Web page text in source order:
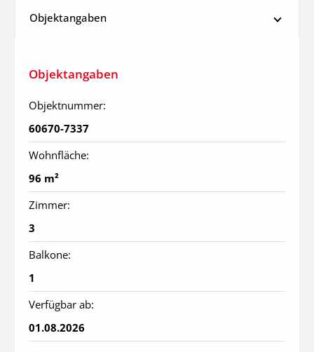
Objektangaben
Objektangaben
Objektnummer:
60670-7337
Wohnfläche:
96 m²
Zimmer:
3
Balkone:
1
Verfügbar ab:
01.08.2026